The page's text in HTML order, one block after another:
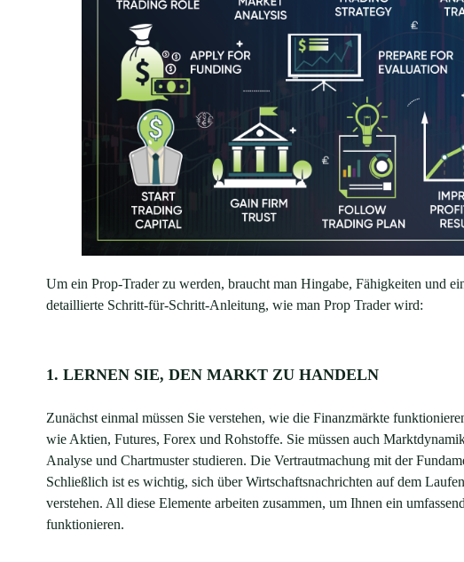
Um ein Prop-Trader zu werden, braucht man Hingabe, Fähigkeiten und
detaillierte Schritt-für-Schritt-Anleitung, wie man Prop Trader wird:
1. LERNEN SIE, DEN MARKT ZU HANDELN
Zunächst einmal müssen Sie verstehen, wie die Finanzmärkte
wie Aktien, Futures, Forex und Rohstoffe. Sie müssen auch
Analyse und Chartmuster studieren. Die Vertrautmachung mit der
Schließlich ist es wichtig, sich über Wirtschaftsnachrichten auf dem
verstehen. All diese Elemente arbeiten zusammen, um Ihnen ein
funktionieren.